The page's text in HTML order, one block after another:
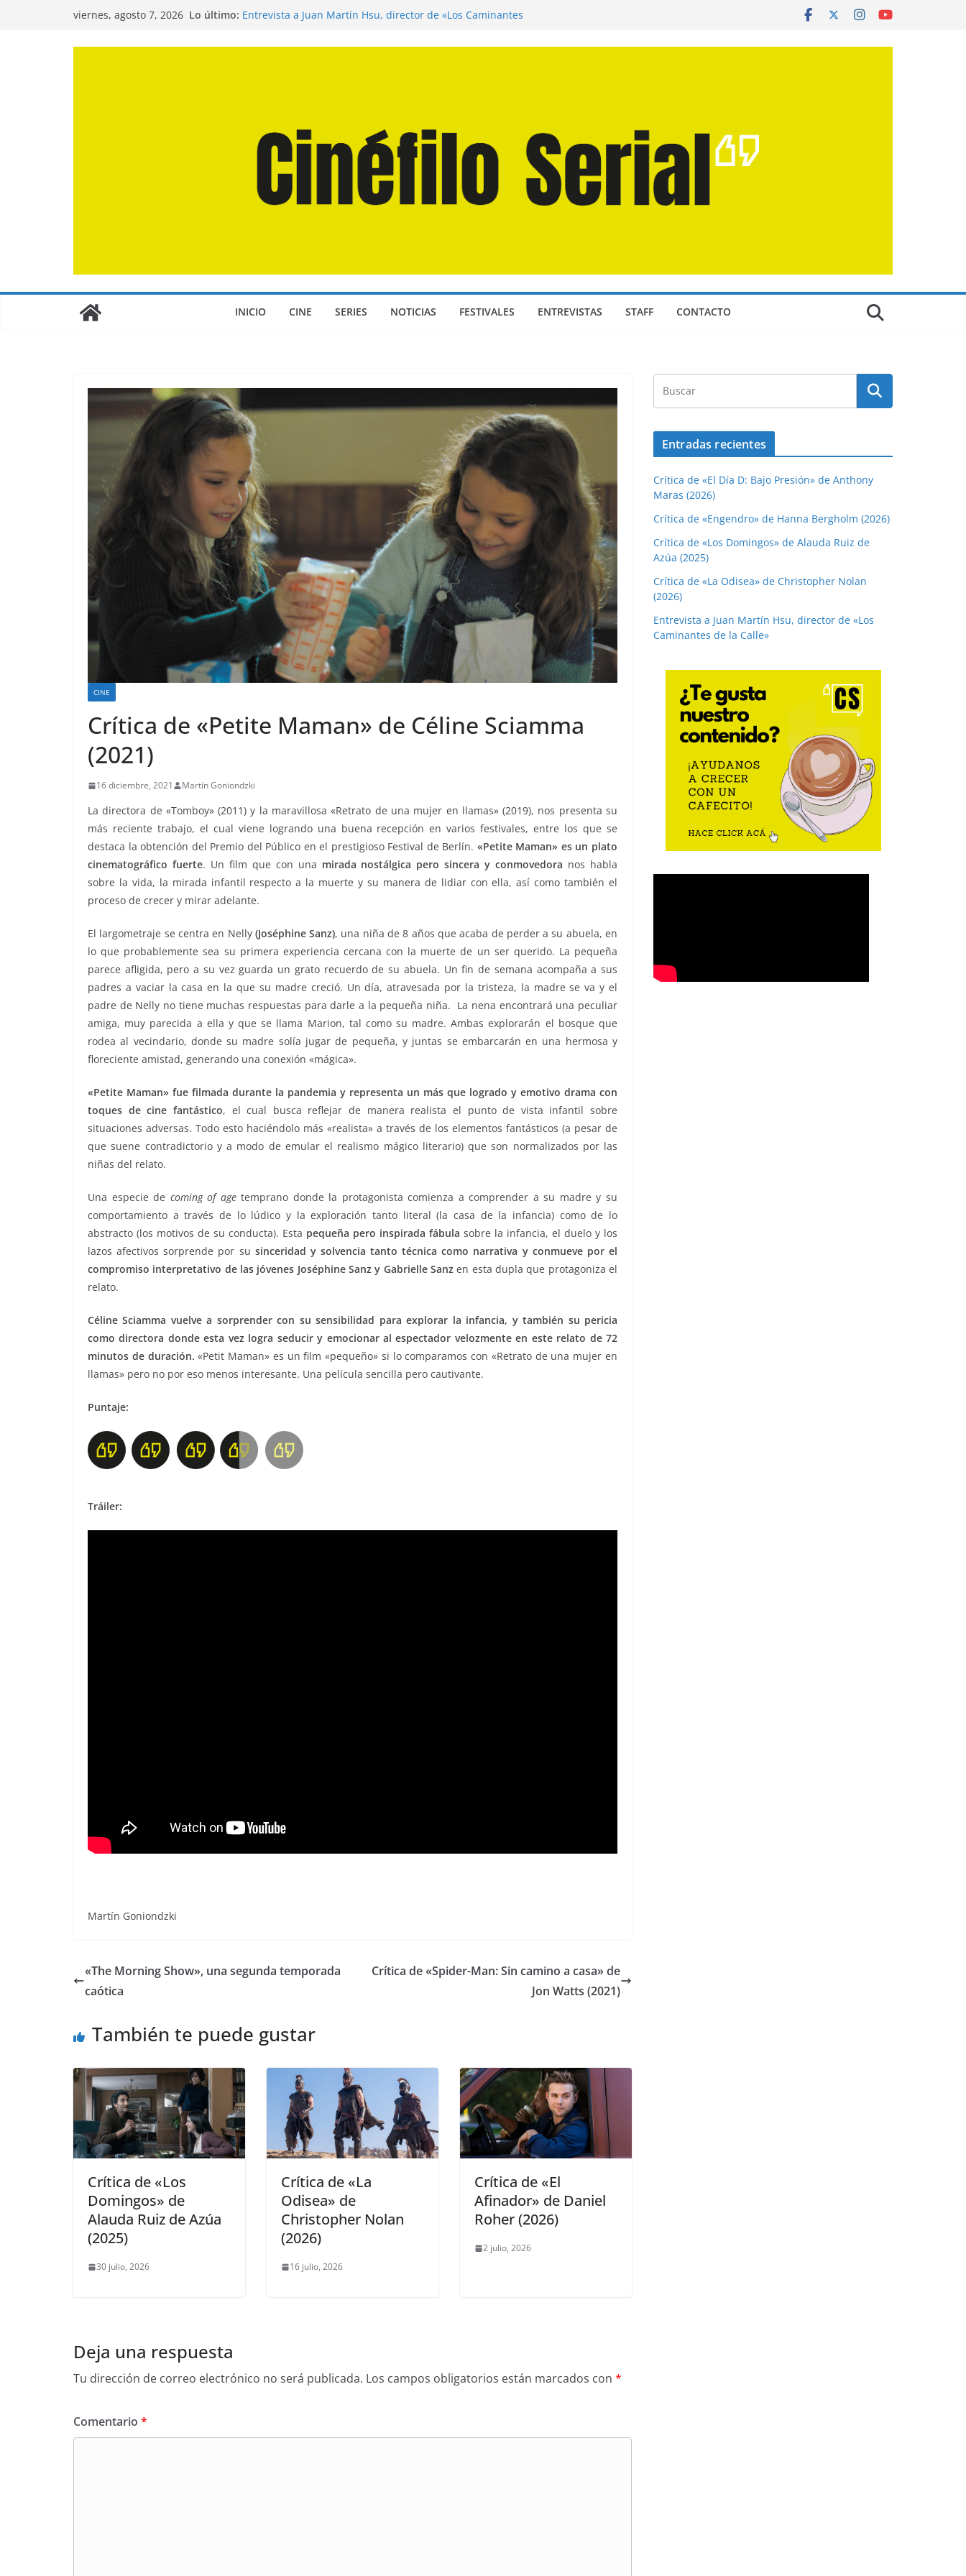
viernes, agosto 7, 2026 Lo último: Entrevista a Juan Martín Hsu, director de «Los Caminantes
INICIO CINE SERIES NOTICIAS FESTIVALES ENTREVISTAS STAFF CONTACTO
CINE
Crítica de «Petite Maman» de Céline Sciamma
(2021)
16 diciembre, 2021 Martín Goniondzki
La directora de «Tomboy» (2011) y la maravillosa «Retrato de una mujer en llamas» (2019), nos presenta su
más reciente trabajo, el cual viene logrando una buena recepción en varios festivales, entre los que se
destaca la obtención del Premio del Público en el prestigioso Festival de Berlín. «Petite Maman» es un plato
cinematográfico fuerte. Un film que con una mirada nostálgica pero sincera y conmovedora nos habla
sobre la vida, la mirada infantil respecto a la muerte y su manera de lidiar con ella, así como también el
proceso de crecer y mirar adelante.
El largometraje se centra en Nelly (Joséphine Sanz), una niña de 8 años que acaba de perder a su abuela, en
lo que probablemente sea su primera experiencia cercana con la muerte de un ser querido. La pequeña
parece afligida, pero a su vez guarda un grato recuerdo de su abuela. Un fin de semana acompaña a sus
padres a vaciar la casa en la que su madre creció. Un día, atravesada por la tristeza, la madre se va y el
padre de Nelly no tiene muchas respuestas para darle a la pequeña niña. La nena encontrará una peculiar
amiga, muy parecida a ella y que se llama Marion, tal como su madre. Ambas explorarán el bosque que
rodea al vecindario, donde su madre solía jugar de pequeña, y juntas se embarcarán en una hermosa y
floreciente amistad, generando una conexión «mágica».
«Petite Maman» fue filmada durante la pandemia y representa un más que logrado y emotivo drama con
toques de cine fantástico, el cual busca reflejar de manera realista el punto de vista infantil sobre
situaciones adversas. Todo esto haciéndolo más «realista» a través de los elementos fantásticos (a pesar de
que suene contradictorio y a modo de emular el realismo mágico literario) que son normalizados por las
niñas del relato.
Una especie de coming of agetemprano donde la protagonista comienza a comprender a su madre y su
comportamiento a través de lo lúdico y la exploración tanto literal (la casa de la infancia) como de lo
abstracto (los motivos de su conducta). Esta pequeña pero inspirada fábula sobre la infancia, el duelo y los
lazos afectivos sorprende por su sinceridad y solvencia tanto técnica como narrativa y conmueve por el
compromiso interpretativo de las jóvenes Joséphine Sanz y Gabrielle Sanz en esta dupla que protagoniza el
relato.
Céline Sciamma vuelve a sorprender con su sensibilidad para explorar la infancia, y también su pericia
como directora donde esta vez logra seducir y emocionar al espectador velozmente en este relato de 72
minutos de duración. «Petit Maman» es un film «pequeño» si lo comparamos con «Retrato de una mujer en
llamas» pero no por eso menos interesante. Una película sencilla pero cautivante.
Puntaje:
Tráiler:
Martín Goniondzki
«The Morning Show», una segunda temporada
caótica
Crítica de «Spider-Man: Sin camino a casa» de
Jon Watts (2021)
También te puede gustar
Crítica de «Los
Domingos» de
Alauda Ruiz de Azúa
(2025)
30 julio, 2026
Crítica de «La
Odisea» de
Christopher Nolan
(2026)
16 julio, 2026
Crítica de «El
Afinador» de Daniel
Roher (2026)
2 julio, 2026
Deja una respuesta
Tu dirección de correo electrónico no será publicada. Los campos obligatorios están marcados con *
Comentario *
Entradas recientes
Crítica de «El Día D: Bajo Presión» de Anthony
Maras (2026)
Crítica de «Engendro» de Hanna Bergholm (2026)
Crítica de «Los Domingos» de Alauda Ruiz de
Azúa (2025)
Crítica de «La Odisea» de Christopher Nolan
(2026)
Entrevista a Juan Martín Hsu, director de «Los
Caminantes de la Calle»